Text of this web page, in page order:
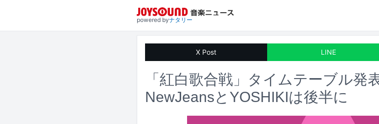
powered byナタリー
X Post LINE
「紅白歌合戦」タイムテーブル発
NewJeansとYOSHIKIは後半に